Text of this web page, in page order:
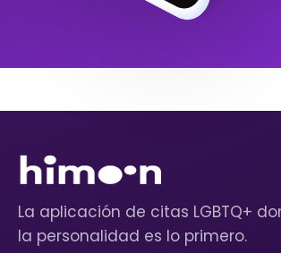
La aplicación de citas LGBTQ+
la personalidad es lo primero.